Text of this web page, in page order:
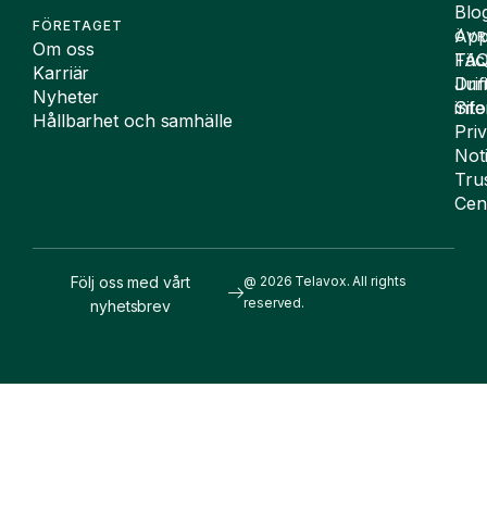
FÖRETAGET
Om oss
Karriär
Nyheter
Hållbarhet och samhälle
@ 2026 Telavox. All rights
reserved.
Följ oss med vårt
nyhetsbrev